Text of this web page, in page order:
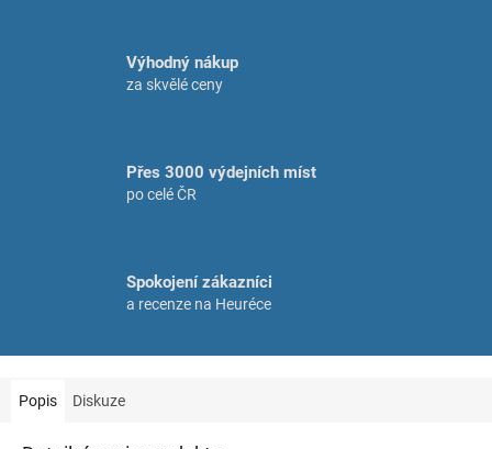
Výhodný nákup
za skvělé ceny
Přes 3000 výdejních míst
po celé ČR
Spokojení zákazníci
a recenze na Heuréce
Popis Diskuze